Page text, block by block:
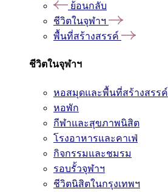
ย้อนกลับ
ชีวิตในจุฬาฯ
พื้นที่สร้างสรรค์
ชีวิตในจุฬาฯ
หอสมุดและพื้นที่สร้างสรรค์
หอพัก
กีฬาและสุขภาพนิสิต
โรงอาหารและคาเฟ่
กิจกรรมและชมรม
รอบรั้วจุฬาฯ
ชีวิตนิสิตในกรุงเทพฯ